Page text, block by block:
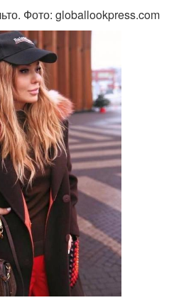
Фото: globallookpress.com